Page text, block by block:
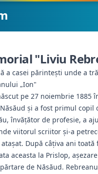
"Liviu
a casei părintești unde a
„Ion"
pe 27 noiembrie 1885
și a fost primul copil
învățător de profesie, a
viitorul scriitor și-a
După câțiva ani toată
aceasta la Prislop,
de Năsăud.